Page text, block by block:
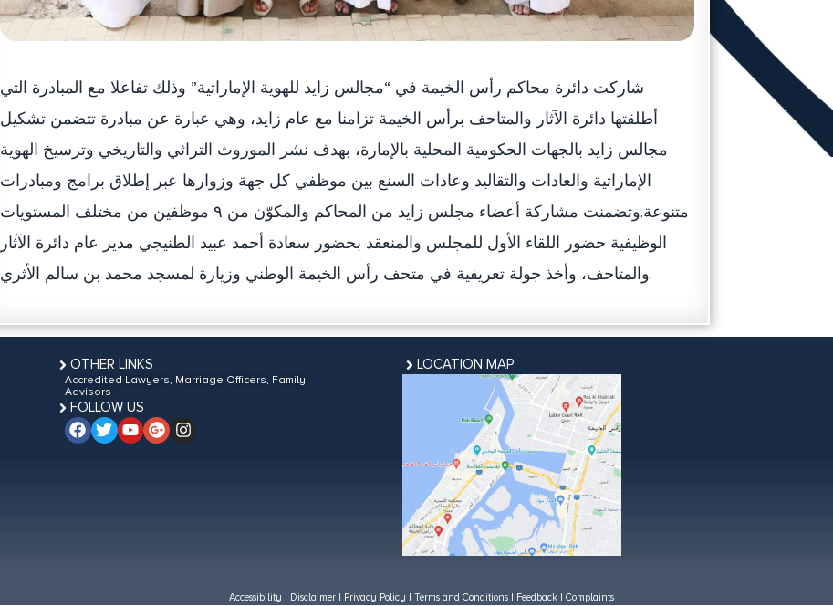
شاركت دائرة محاكم رأس الخيمة في “مجالس زايد للهوية الإماراتية” وذلك تفاعلا مع المبادرة التي
أطلقتها دائرة الآثار والمتاحف برأس الخيمة تزامنا مع عام زايد، وهي عبارة عن مبادرة تتضمن تشكيل
مجالس زايد بالجهات الحكومية المحلية بالإمارة، بهدف نشر الموروث التراثي والتاريخي وترسيخ الهوية
الإماراتية والعادات والتقاليد وعادات السنع بين موظفي كل جهة وزوارها عبر إطلاق برامج ومبادرات
متنوعة.وتضمنت مشاركة أعضاء مجلس زايد من المحاكم والمكوّن من ٩ موظفين من مختلف المستويات
الوظيفية حضور اللقاء الأول للمجلس والمنعقد بحضور سعادة أحمد عبيد الطنيجي مدير عام دائرة الآثار
والمتاحف، وأخذ جولة تعريفية في متحف رأس الخيمة الوطني وزيارة لمسجد محمد بن سالم الأثري.
OTHER LINKS
Accredited Lawyers, Marriage Officers, Family
Advisors
FOLLOW US
LOCATION MAP
Accessibility | Disclaimer | Privacy Policy | Terms and Conditions | Feedback | Complaints